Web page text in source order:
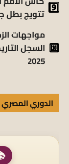
تتويج بطل
مواجهات
السجل
2025
الدوري المصري